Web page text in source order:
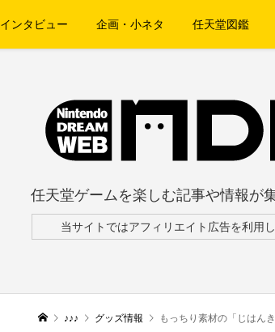
インタビュー 企画・小ネタ 任天堂図鑑
任天堂ゲームを楽しむ記事や情報が
当サイトではアフィリエイト広告を利用
♪♪♪ グッズ情報 もっちり素材の「じはん